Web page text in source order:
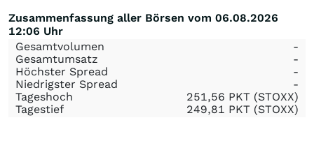
Zusammenfassung aller Börsen vom 06.08.2026
12:06 Uhr
Gesamtvolumen
-
Gesamtumsatz
-
Höchster Spread
-
Niedrigster Spread
-
Tageshoch
251,56 PKT (STOXX)
Tagestief
249,81 PKT (STOXX)